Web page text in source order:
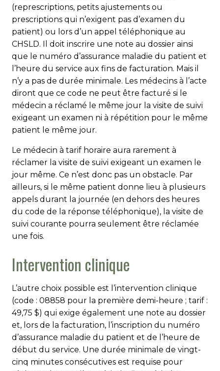
(represcriptions, petits ajustements ou
prescriptions qui n’exigent pas d’examen du
patient) ou lors d’un appel téléphonique au
CHSLD. Il doit inscrire une note au dossier ainsi
que le numéro d’as­surance maladie du patient et
l’heure du service aux fins de facturation. Mais il
n’y a pas de durée minimale. Les médecins à l’acte
diront que ce code ne peut être facturé si le
médecin a réclamé le même jour la visite de suivi
exigeant un examen ni à répétition pour le même
patient le même jour.
Le médecin à tarif horaire aura rarement à
réclamer la visite de suivi exigeant un examen le
jour même. Ce n’est donc pas un obstacle. Par
ailleurs, si le même patient donne lieu à plusieurs
appels durant la journée (en dehors des heures
du code de la réponse téléphonique), la visite de
suivi courante pourra seulement être réclamée
une fois.
Intervention clinique
L’autre choix possible est l’intervention clinique
(code : 08858 pour la première demi-heure ; tarif :
49,75 $) qui exige également une note au dossier
et, lors de la facturation, l’inscription du numéro
d’assurance maladie du patient et de l’heure de
début du service. Une durée minimale de vingt-
cinq minutes consécutives est requise pour